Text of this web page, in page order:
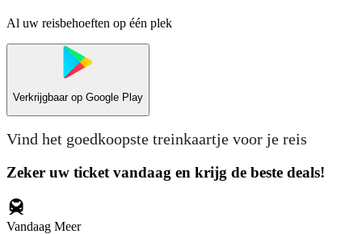
Al uw reisbehoeften op één plek
Verkrijgbaar op Google Play
Vind het goedkoopste treinkaartje voor je reis
Zeker uw ticket vandaag en krijg de beste deals!
Vandaag Meer